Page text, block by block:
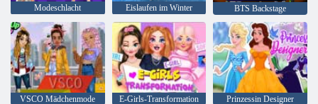
Modeschlacht Eislaufen im Winter BTS Backstage
VSCO Mädchenmode E-Girls-Transformation Prinzessin Designer